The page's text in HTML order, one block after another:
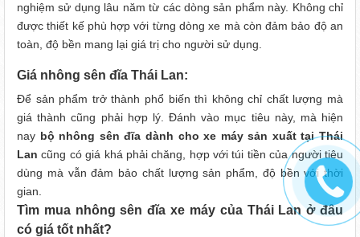
nghiệm sử dụng lâu năm từ các dòng sản phẩm này. Không chỉ
được thiết kế phù hợp với từng dòng xe mà còn đảm bảo độ an
toàn, độ bền mang lại giá trị cho người sử dụng.
Giá nhông sên đĩa Thái Lan:
Để sản phẩm trở thành phổ biến thì không chỉ chất lượng mà
giá thành cũng phải hợp lý. Đánh vào mục tiêu này, mà hiện
nay bộ nhông sên đĩa dành cho xe máy sản xuất tại Thái
Lan cũng có giá khá phải chăng, hợp với túi tiền của người tiêu
dùng mà vẫn đảm bảo chất lượng sản phẩm, độ bền với thời
gian.
Tìm mua nhông sên đĩa xe máy của Thái Lan ở đâu
có giá tốt nhất?